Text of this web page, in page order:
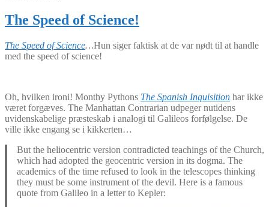
The Speed of Science!
The Speed of Science…Hun siger faktisk at de var nødt til at handle
med the speed of science!
Oh, hvilken ironi! Monthy Pythons The Spanish Inquisition har ikke
været forgæves. The Manhattan Contrarian udpeger nutidens
uvidenskabelige præsteskab i analogi til Galileos forfølgelse. De
ville ikke engang se i kikkerten…
But the heliocentric version contradicted teachings of the Church,
which had adopted the geocentric version in its dogma. The
academics of the time refused to look in the telescopes thinking
they must be some instrument of the devil. Here is a famous
quote from Galileo in a letter to Kepler: